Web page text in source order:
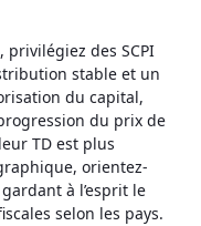
privilégiez des SCPI
stable et un
du capital,
du prix de
TD est plus
orientez-
à l’esprit le
selon les pays.